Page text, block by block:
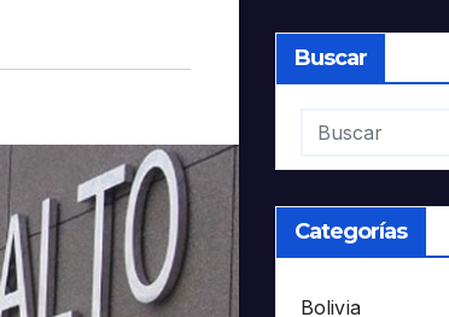
Buscar
Categorías
Bolivia